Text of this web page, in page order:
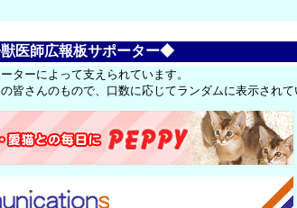
医師広報板サポーター◆
ターによって支えられています。
皆さんのもので、口数に応じてランダムに表示され